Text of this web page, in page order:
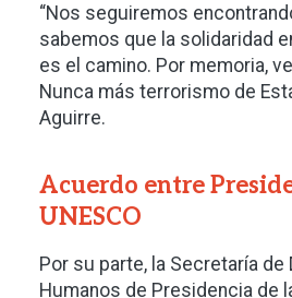
“Nos seguiremos
sabemos que la solidaridad
es el camino. Por memoria,
Nunca más terrorismo de
Aguirre.
Acuerdo entre
UNESCO
Por su parte, la Secretaría de
Humanos de Presidencia de